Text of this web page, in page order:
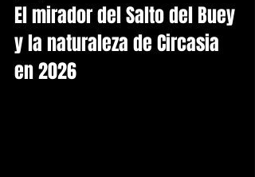
El mirador del Salto del Buey
y la naturaleza de Circasia
en 2026